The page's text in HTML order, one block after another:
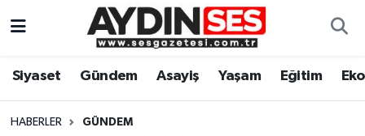
Siyaset Gündem Asayiş Yaşam Eğitim
HABERLER GÜNDEM
Gündem
Aydın Hava Durumu